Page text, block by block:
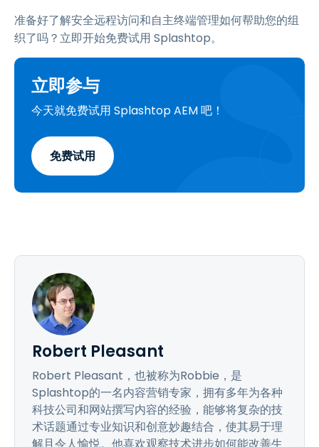
准备好了解安全远程访问和自主终端管理如何帮助您的组
织了吗？立即开始免费试用 Splashtop。
立即参与
今天就免费试用 Splashtop AEM 吧！
免费试用
Robert Pleasant
Robert Pleasant，也被称为Robbie，是
Splashtop的一名内容营销专家，拥有多年为各种
科技公司和网站撰写内容的经验，能够将复杂的技
术话题通过专业知识和创意妙趣结合，使其易于理